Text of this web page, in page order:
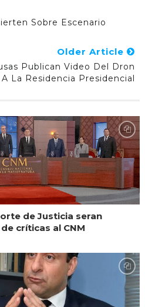
Sobre Escenario
Older Article
Publican Video Del Dron
La Residencia Presidencial
de Justicia seran
críticas al CNM